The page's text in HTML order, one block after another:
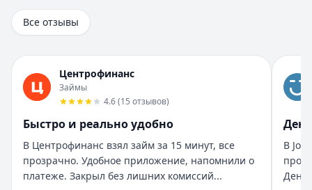
Быстро получил и доволен
Рейтинг:5
Город:Екатеринбург
Дата:28 октября 2025 г.
Взял займ в Турбозайм впервые. Одобрили быстро,
Помогли быстро и без нервов
Рейтинг:5
Организация:Бюджет
Город:Санкт-Петербург
Дата:28 октября 2025 г.
Все отзывы
Центрофинанс
Займы
4.6(15 отзывов)
Быстро и реально удобно
В Центрофинанс взял займ за 15 минут, все
прозрачно. Удобное приложение, напомнили о
платеже. Закрыл без лишних комиссий...
В